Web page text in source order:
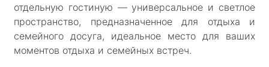
отдельную гостиную — универсальное и светлое
пространство, предназначенное для отдыха и
семейного досуга, идеальное место для ваших
моментов отдыха и семейных встреч.